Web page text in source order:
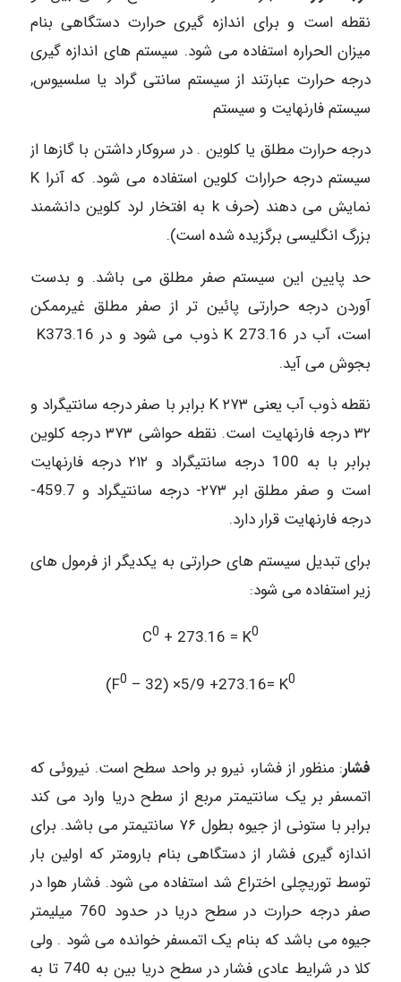
نقطه است و برای اندازه گیری حرارت دستگاهی بنام
میزان الحراره استفاده می شود. سیستم های اندازه گیری
درجه حرارت عبارتند از سیستم سانتی گراد یا سلسیوس,
سیستم فارنهایت و سیستم
درجه حرارت مطلق یا کلوین . در سروکار داشتن با گازها از
سیستم درجه حرارات کلوین استفاده می شود. که آنرا K
نمایش می دهند (حرف k به افتخار لرد کلوین دانشمند
بزرگ انگلیسی برگزیده شده است).
حد پایین این سیستم صفر مطلق می باشد. و بدست
آوردن درجه حرارتی پائین تر از صفر مطلق غیرممکن
بجوش می آید.
نقطه ذوب آب یعنی K ۲۷۳ برابر با صفر درجه سانتیگراد و
۳۲ درجه فارنهایت است. نقطه حواشی ۳۷۳ درجه کلوین
برابر با به 100 درجه سانتیگراد و ۲۱۲ درجه فارنهایت
است و صفر مطلق ابر ۲۷۳- درجه سانتیگراد و 459.7-
درجه فارنهایت قرار دارد.
برای تبدیل سیستم های حرارتی به یکدیگر از فرمول های
زیر استفاده می شود:
C0 + 273.16 = K0
(F0 – 32) ×5/9 +273.16= K0
فشار: منظور از فشار، نیرو بر واحد سطح است. نیروئی که
اتمسفر بر یک سانتیمتر مربع از سطح دریا وارد می کند
برابر با ستونی از جیوه بطول ۷۶ سانتیمتر می باشد. برای
اندازه گیری فشار از دستگاهی بنام بارومتر که اولین بار
توسط توریچلی اختراع شد استفاده می شود. فشار هوا در
صفر درجه حرارت در سطح دریا در حدود 760 میلیمتر
جیوه می باشد که بنام یک اتمسفر خوانده می شود . ولی
کلا در شرایط عادی فشار در سطح دریا بین به 740 تا به